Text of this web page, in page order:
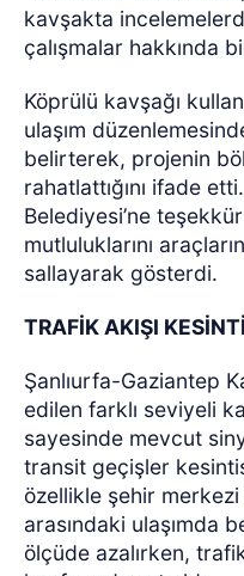
kavşakta
çalışmalar hakkında
Köprülü kavşağı
ulaşım
belirterek, projenin
rahatlattığını ifade
Belediyesi’ne
mutluluklarını
sallayarak gösterdi.
TRAFİK AKIŞI
Şanlıurfa-Gaziantep
edilen farklı seviyeli
sayesinde mevcut
transit geçişler
özellikle şehir
arasındaki ulaşımda
ölçüde azalırken,